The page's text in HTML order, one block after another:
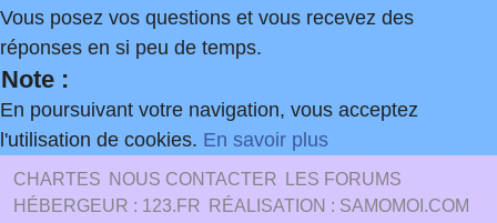
Vous posez vos questions et vous recevez des
réponses en si peu de temps.
Note :
En poursuivant votre navigation, vous acceptez
l'utilisation de cookies. En savoir plus
CHARTES NOUS CONTACTER
LES FORUMS
HÉBERGEUR : 123.FR
RÉALISATION : SAMOMOI.COM